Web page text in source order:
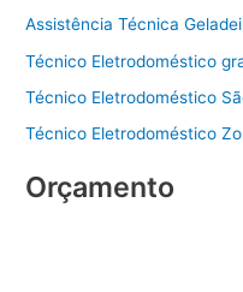
Assistência Técnica
Técnico Eletrodoméstico
Técnico Eletrodoméstico
Técnico Eletrodoméstico
Orçamento